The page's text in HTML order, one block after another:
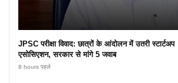
JPSC परीक्षा विवाद: छात्रों के आंदोलन में उतरी स्टार्टअप
एसोसिएशन, सरकार से मांगे 5 जवाब
8 hours पहले